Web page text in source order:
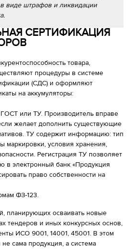
в виде штрафов и ликвидации
СЕРТИФИКАЦИЯ
товара,
процедуры в системе
(СДС) и оформляют
на аккумуляторы:
ГОСТ или ТУ. Производитель вправе
желает дополнить существующие
ТУ содержит информацию: тип
маркировки, условия хранения,
Регистрация ТУ позволяет
в электронный банк «Продукция
право собственности на
ФЗ-123.
планирующих осваивать новые
тендеров и иных конкурсных основ,
ИСО 9001, 14001, 45001. В этом
сама продукция, а система